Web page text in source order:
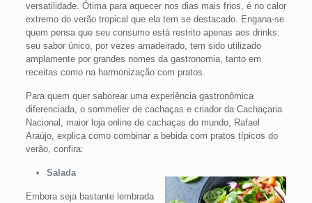
versatilidade. Ótima para aquecer nos dias mais frios, é no calor
extremo do verão tropical que ela tem se destacado. Engana-se
quem pensa que seu consumo está restrito apenas aos drinks:
seu sabor único, por vezes amadeirado, tem sido utilizado
amplamente por grandes nomes da gastronomia, tanto em
receitas como na harmonização com pratos.
Para quem quer saborear uma experiência gastronômica
diferenciada, o sommelier de cachaças e criador da Cachaçaria
Nacional, maior loja online de cachaças do mundo, Rafael
Araújo, explica como combinar a bebida com pratos típicos do
verão, confira:
Salada
Embora seja bastante lembrada